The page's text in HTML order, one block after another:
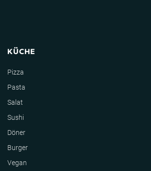
KÜCHE
Pizza
Pasta
Salat
Sushi
Döner
Burger
Vegan